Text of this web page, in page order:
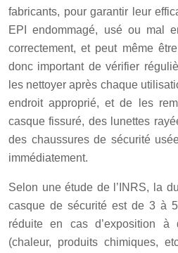
fabricants, pour garantir leur
EPI endommagé, usé ou mal
correctement, et peut même
donc important de vérifier
les nettoyer après chaque
endroit approprié, et de les
casque fissuré, des lunettes
des chaussures de sécurité
immédiatement.
Selon une étude de l’INRS, la
casque de sécurité est de 3 à
réduite en cas d’exposition à
(chaleur, produits chimiques,